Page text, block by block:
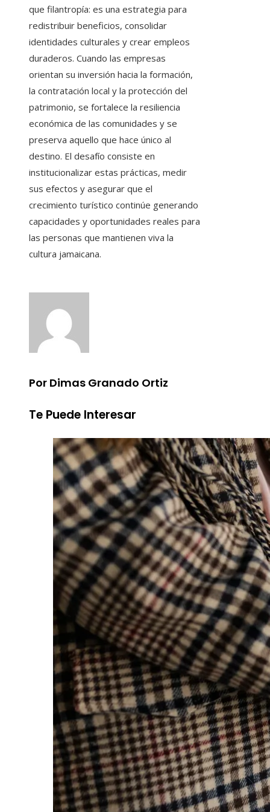
que filantropía: es una estrategia para
redistribuir beneficios, consolidar
identidades culturales y crear empleos
duraderos. Cuando las empresas
orientan su inversión hacia la formación,
la contratación local y la protección del
patrimonio, se fortalece la resiliencia
económica de las comunidades y se
preserva aquello que hace único al
destino. El desafío consiste en
institucionalizar estas prácticas, medir
sus efectos y asegurar que el
crecimiento turístico continúe generando
capacidades y oportunidades reales para
las personas que mantienen viva la
cultura jamaicana.
Por Dimas Granado Ortiz
Te Puede Interesar